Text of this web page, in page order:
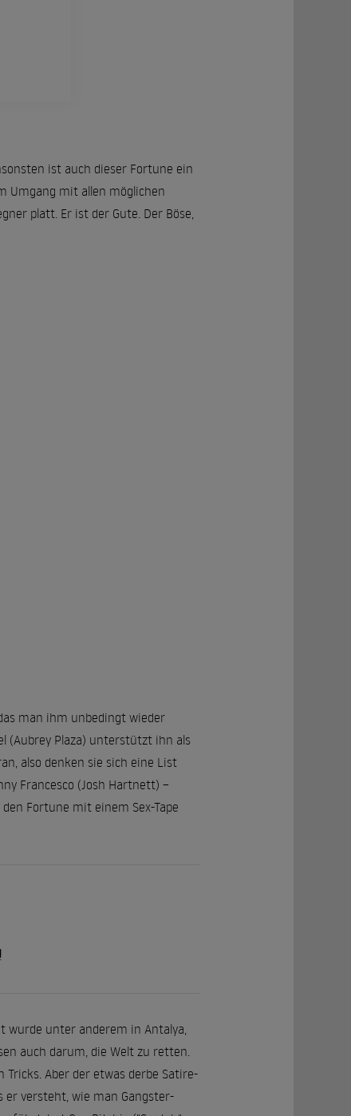
ist auch dieser Fortune ein
Umgang mit allen möglichen
platt. Er ist der Gute. Der Böse,
man ihm unbedingt wieder
(Aubrey Plaza) unterstützt ihn als
also denken sie sich eine List
Francesco (Josh Hartnett) –
Fortune mit einem Sex-Tape
wurde unter anderem in Antalya,
auch darum, die Welt zu retten.
Aber der etwas derbe Satire-
er versteht, wie man Gangster-